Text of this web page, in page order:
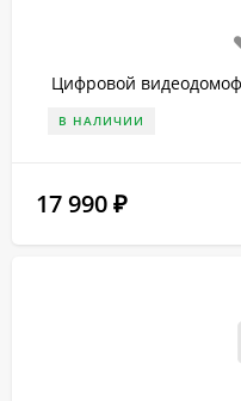
Цифровой
В НАЛИЧИИ
17 990 ₽